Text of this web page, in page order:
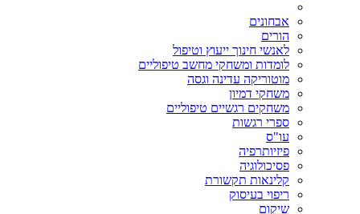
אבחונים
הורים
לאנשי חינוך ייעוץ וטיפול
לומדות ומשחקי מחשב טיפוליים
מוטוריקה עדינה וגסה
משחקי דמיון
משחקים רגשיים טיפוליים
ספרי רגשות
עו"ס
פיזיותרפיה
פסיכולוגיה
קלינאות תקשורת
ריפוי בעיסוק
שיקום